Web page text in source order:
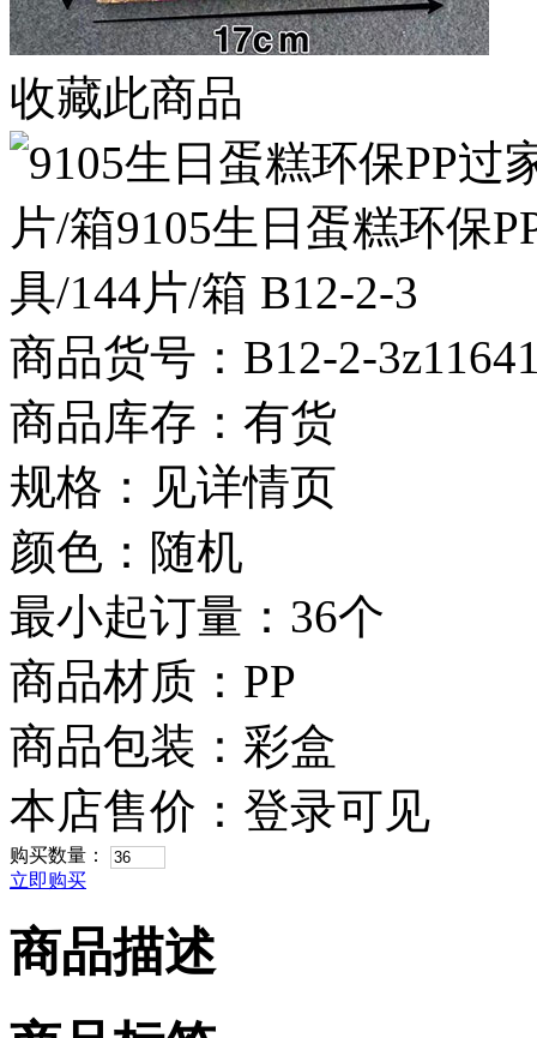
收藏此商品
商品货号：B12-2-
商品库存：有货
规格：见详情页
颜色：随机
最小起订量：36个
商品材质：PP
商品包装：彩盒
本店售价： 登录可见
购买数量：
立即购买
商品描述